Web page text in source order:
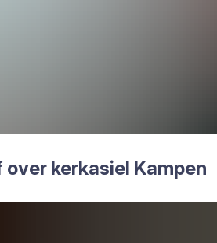
over kerk­asiel Kam­pen